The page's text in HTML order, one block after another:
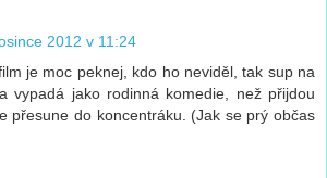
2012 v 11:24
je moc peknej, kdo ho neviděl, tak sup na
vypadá jako rodinná komedie, než přijdou
přesune do koncentráku. (Jak se prý občas